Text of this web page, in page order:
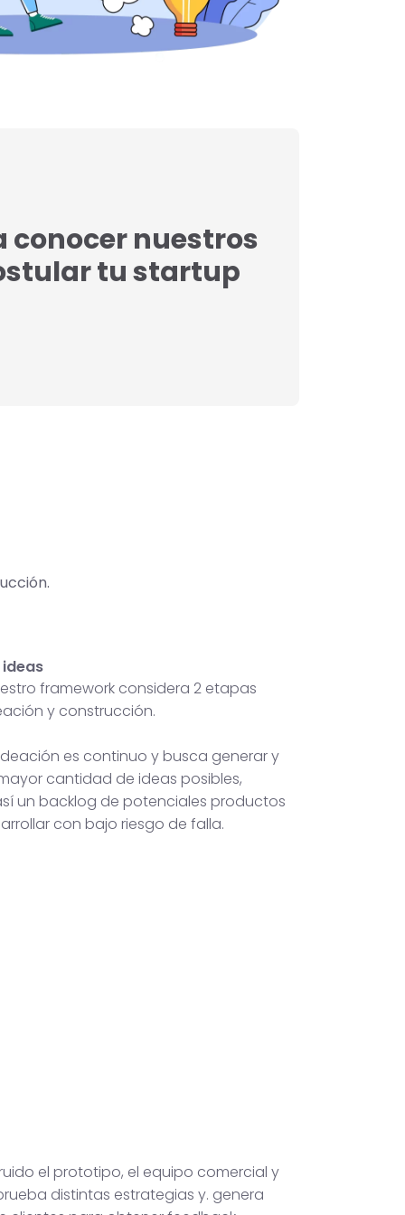
conocer nuestros
tu startup
framework considera 2 etapas
y construcción.
es continuo y busca generar y
cantidad de ideas posibles,
un backlog de potenciales productos
con bajo riesgo de falla.
el prototipo, el equipo comercial y
distintas estrategias y. genera